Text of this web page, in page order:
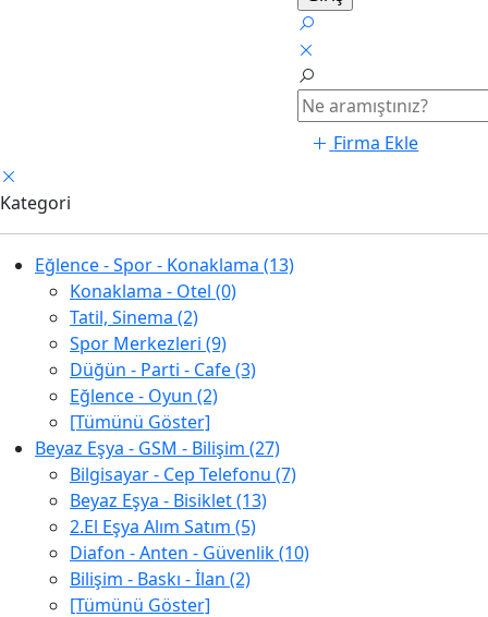
Firma Ekle
Kategori
Eğlence - Spor - Konaklama (13)
Konaklama - Otel (0)
Tatil, Sinema (2)
Spor Merkezleri (9)
Düğün - Parti - Cafe (3)
Eğlence - Oyun (2)
[Tümünü Göster]
Beyaz Eşya - GSM - Bilişim (27)
Bilgisayar - Cep Telefonu (7)
Beyaz Eşya - Bisiklet (13)
2.El Eşya Alım Satım (5)
Diafon - Anten - Güvenlik (10)
Bilişim - Baskı - İlan (2)
[Tümünü Göster]